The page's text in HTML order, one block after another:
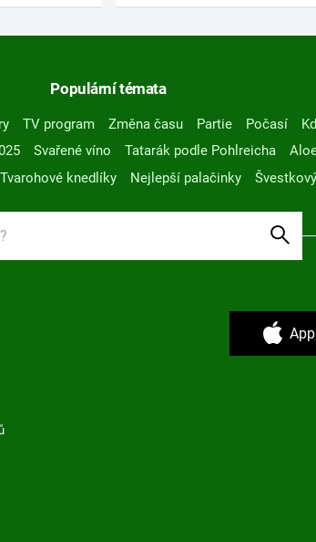
Populární témata
TV program Změna času Partie Počasí
Svařené víno Tatarák podle Pohlreicha
Tvarohové knedlíky Nejlepší palačinky